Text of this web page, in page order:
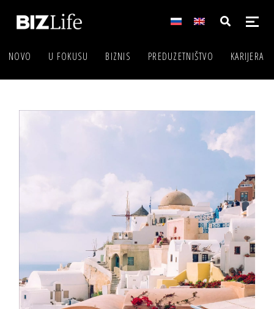
NOVO U FOKUSU BIZNIS PREDUZETNIŠTVO KARIJERA